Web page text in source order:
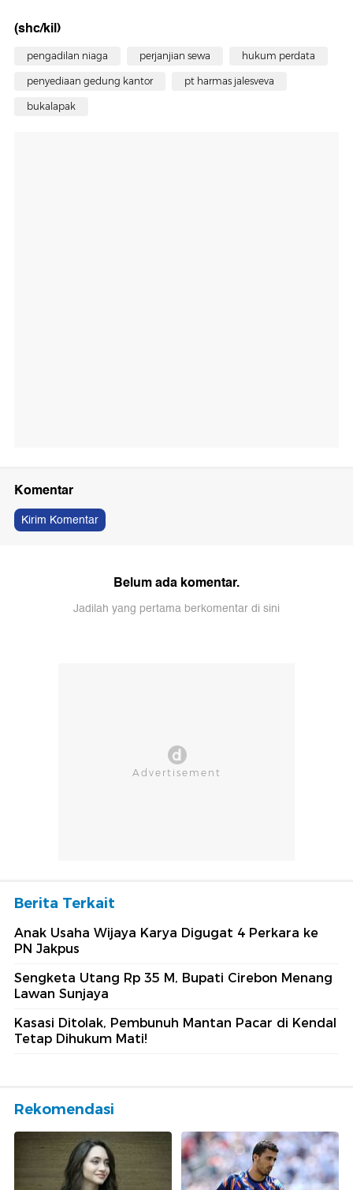
(shc/kil)
pengadilan niaga perjanjian sewa hukum perdata
penyediaan gedung kantor pt harmas jalesveva
bukalapak
Komentar
Kirim Komentar
Belum ada komentar.
Jadilah yang pertama berkomentar di sini
Berita Terkait
Anak Usaha Wijaya Karya Digugat 4 Perkara ke
PN Jakpus
Sengketa Utang Rp 35 M, Bupati Cirebon Menang
Lawan Sunjaya
Kasasi Ditolak, Pembunuh Mantan Pacar di Kendal
Tetap Dihukum Mati!
Rekomendasi